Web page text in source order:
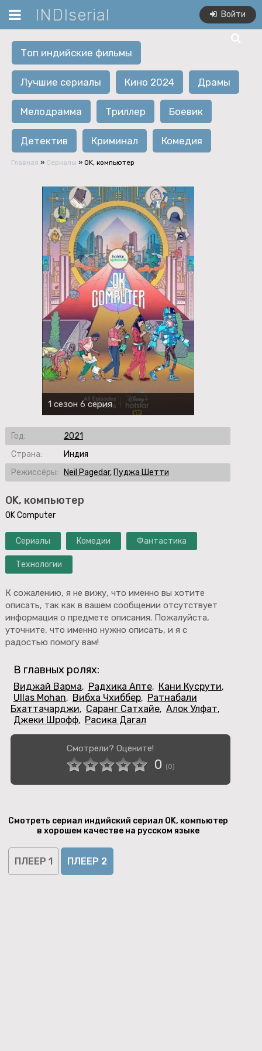
INDIserial Войти
Топ индийские фильмы
Лучшие сериалы Кино 2024 Драмы
Мелодрамма Триллер Боевик
Детектив Криминал Комедия
Главная » Сериалы » OK, компьютер
OK, компьютер
OK Computer
Сериалы Комедии Фантастика
Технологии
К сожалению, я не вижу, что именно вы хотите
описать, так как в вашем сообщении отсутствует
информация о предмете описания. Пожалуйста,
уточните, что именно нужно описать, и я с
радостью помогу вам!
1 сезон 6 серия
Год:
2021
Страна:
Индия
Режиссёры:
Neil Pagedar, Пуджа Шетти
В главных ролях:
Виджай Варма, Радхика Апте, Кани Кусрути,
Ullas Mohan, Вибха Чхиббер, Ратнабали
Бхаттачарджи, Саранг Сатхайе, Алок Улфат,
Джеки Шрофф, Расика Дагал
Смотрели? Оцените!
0 (0)
Смотреть сериал индийский сериал OK, компьютер
в хорошем качестве на русском языке
ПЛЕЕР 1 ПЛЕЕР 2